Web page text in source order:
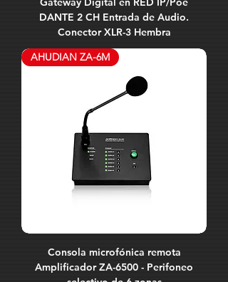
DANTE 2 CH Entrada de Audio.
Conector XLR-3 Hembra
AHUDIAN ZA-6M
Consola microfónica remota
Amplificador ZA-6500 - Perifoneo